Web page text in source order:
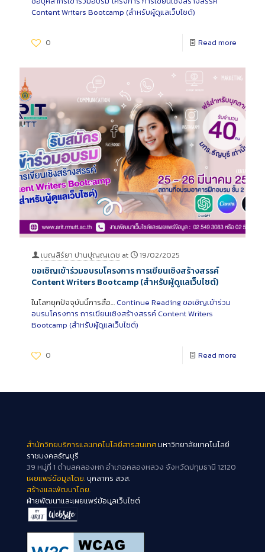
Content Writers Bootcamp (สำหรับผู้ดูแลเว็บไซต์)
0 Read more
เบญสิร์ยา ปานปุญญเดช at 19/02/2025
ขอเชิญเข้าร่วมอบรมโครงการ การเขียนเชิงสร้างสรรค์
Content Writers Bootcamp (สำหรับผู้ดูแลเว็บไซต์)
ในโลกยุคปัจจุบันนี้การสื่อ… Continue Readingขอเชิญเข้าร่วม
อบรมโครงการ การเขียนเชิงสร้างสรรค์ Content Writers
Bootcamp (สำหรับผู้ดูแลเว็บไซต์)
0 Read more
สำนักวิทยบริการและเทคโนโลยีสารสนเทศมหาวิทยาลัยเทคโนโลยี
ราชมงคลธัญบุรี
39 หมู่ที่ 1 ตำบลคลองหก อำเภอคลองหลวง จังหวัดปทุมธานี 12120
เผยแพร่ข้อมูลโดย.บุคลากร สวส.
สร้างและพัฒนาโดย.
ฝ่ายพัฒนาและเผยแพร่ข้อมูลเว็บไซต์